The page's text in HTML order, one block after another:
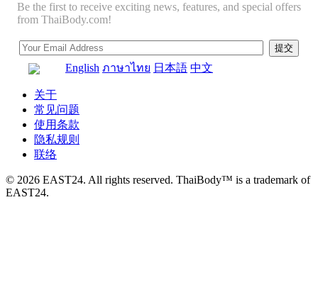
Be the first to receive exciting news, features, and special offers
from ThaiBody.com!
English ภาษาไทย 日本語 中文
关于
常见问题
使用条款
隐私规则
联络
© 2026 EAST24. All rights reserved. ThaiBody™ is a trademark of
EAST24.